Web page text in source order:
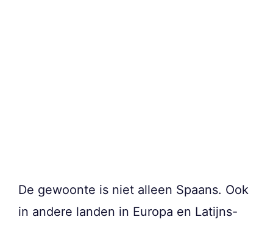
De gewoonte is niet alleen Spaans. Ook
in andere landen in Europa en Latijns-